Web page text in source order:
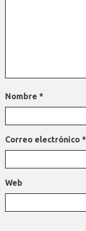
Nombre *
Correo electrónico *
Web